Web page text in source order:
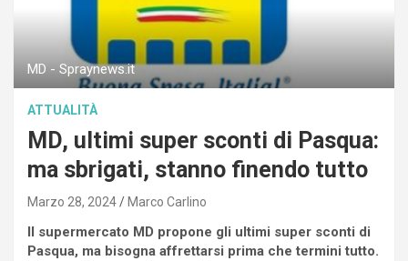
MD - Spraynews.it
ATTUALITÀ
MD, ultimi super sconti di Pasqua:
ma sbrigati, stanno finendo tutto
Marzo 28, 2024 Marco Carlino
Il supermercato MD propone gli ultimi super sconti di
Pasqua, ma bisogna affrettarsi prima che termini tutto.